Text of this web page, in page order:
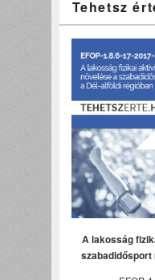
Tehetsz
A lakosság
szabadidősport